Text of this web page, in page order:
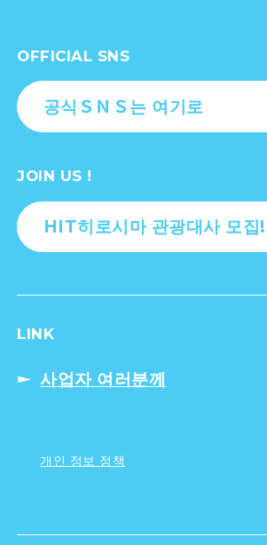
OFFICIAL SNS
공식ＳＮＳ는 여기로
JOIN US !
HIT히로시마 관광대사 모집!
LINK
사업자 여러분께
개인 정보 정책